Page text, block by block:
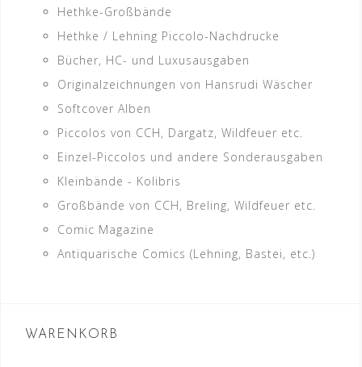
Hethke-Großbände
Hethke / Lehning Piccolo-Nachdrucke
Bücher, HC- und Luxusausgaben
Originalzeichnungen von Hansrudi Wäscher
Softcover Alben
Piccolos von CCH, Dargatz, Wildfeuer etc.
Einzel-Piccolos und andere Sonderausgaben
Kleinbände - Kolibris
Großbände von CCH, Breling, Wildfeuer etc.
Comic Magazine
Antiquarische Comics (Lehning, Bastei, etc.)
WARENKORB